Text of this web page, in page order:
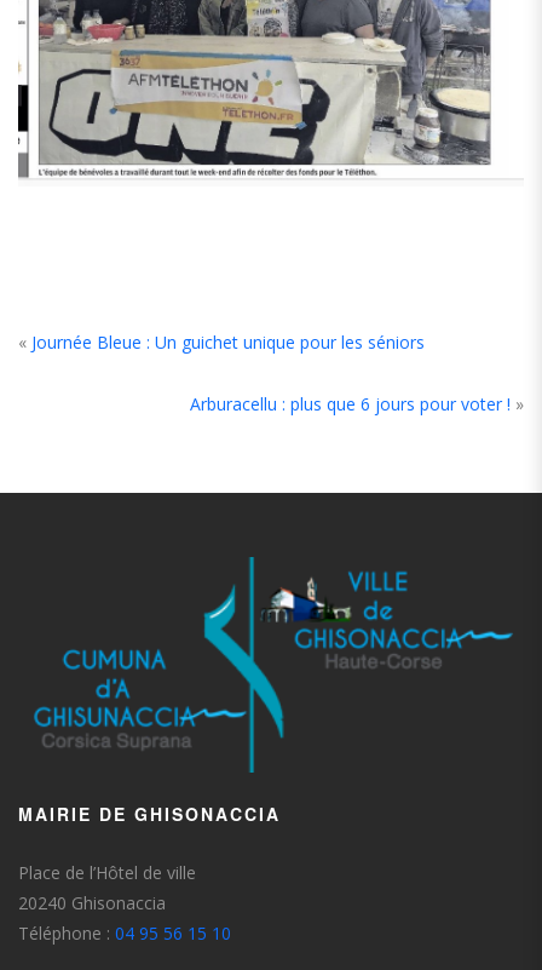
« Journée Bleue : Un guichet unique pour les séniors
Arburacellu : plus que 6 jours pour voter ! »
MAIRIE DE GHISONACCIA
Place de l’Hôtel de ville
20240 Ghisonaccia
Téléphone : 04 95 56 15 10